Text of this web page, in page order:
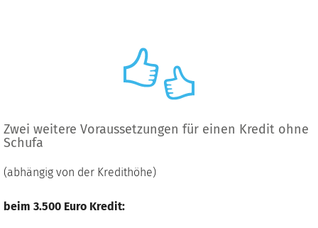
Zwei weitere Voraussetzungen für einen Kredit ohne
Schufa
(abhängig von der Kredithöhe)
beim 3.500 Euro Kredit: